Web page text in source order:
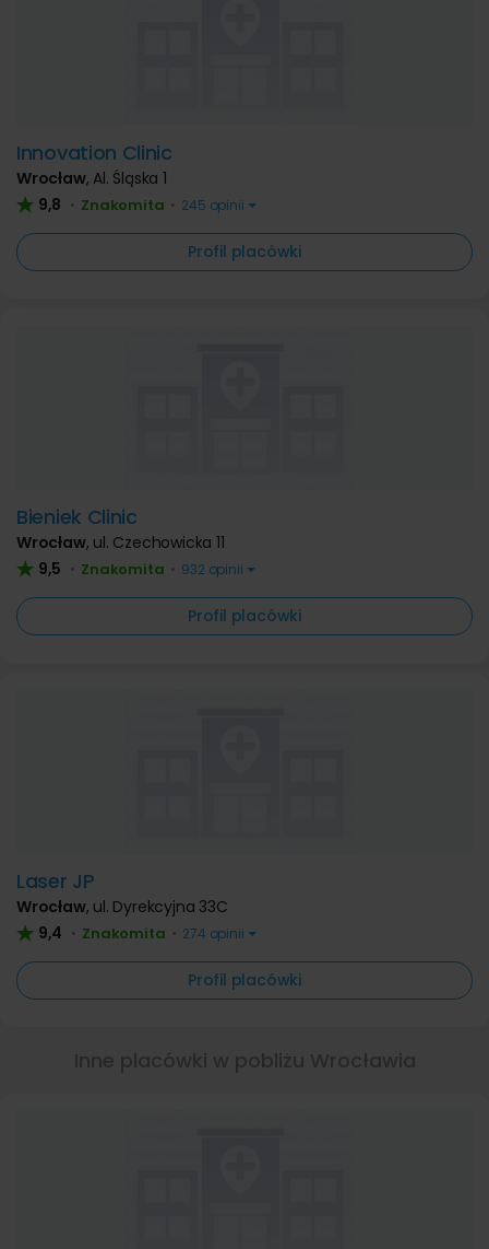
Innovation Clinic
Wrocław, Al. Śląska 1
9,8 • Znakomita • 245 opinii
Profil placówki
Bieniek Clinic
Wrocław, ul. Czechowicka 11
9,5 • Znakomita • 932 opinii
Profil placówki
Laser JP
Wrocław, ul. Dyrekcyjna 33C
9,4 • Znakomita • 274 opinii
Profil placówki